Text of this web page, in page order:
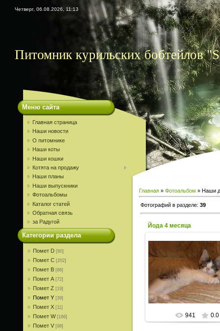
Четверг, 06.08.2026, 11:13
Питомник курильских бобтейлов
Меню сайта
Главная страница
Наши новости
О питомнике
Наши коты
Наши кошки
Котята на продажу
Наши планы
Наши выпускники
Фотоальбомы
Каталог статей
Обратная связь
за Радугой
Категории раздела
Помет D [80]
Помет С [202]
Помет В [86]
Помет A [72]
Помет Z [19]
Помет Y [39]
Помет X [11]
Помет W [166]
Помет V [98]
Главная » Фотоальбом » Наши
Фотографий в разделе: 39
Йода 4 месяца
28.10.2015
ИрисКо
941 0.0